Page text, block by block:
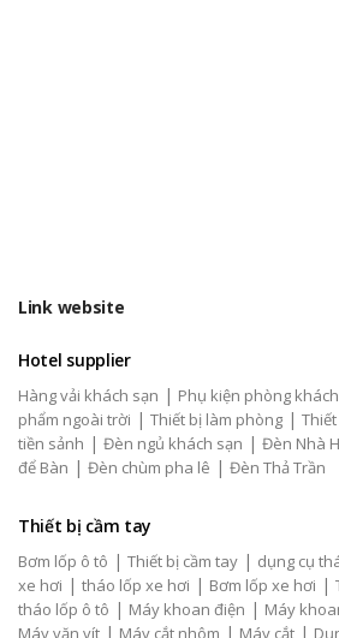
Link website
Hotel supplier
Hàng vải khách sạn | Phụ kiện phòng khách
phẩm ngoài trời | Thiết bị làm phòng |
tiền sảnh | Đèn ngủ khách sạn | Đèn Nhà
để Bàn | Đèn chùm pha lê | Đèn Thả Trần
Thiết bị cầm tay
Bơm lốp ô tô | Thiết bị cầm tay | dụng cụ
xe hơi | tháo lốp xe hơi | Bơm lốp xe hơi |
tháo lốp ô tô | Máy khoan điện | Máy
Máy vặn vít | Máy cắt nhôm | Máy cắt |